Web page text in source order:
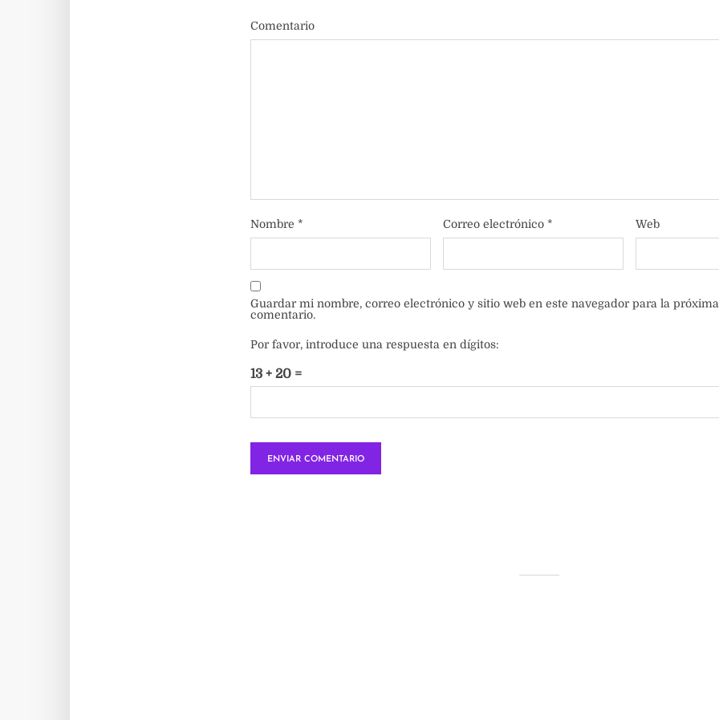
Comentario
Nombre * Correo electrónico * Web
Guardar mi nombre, correo electrónico y sitio web en este navegador para la
comentario.
Por favor, introduce una respuesta en dígitos:
13 + 20 =